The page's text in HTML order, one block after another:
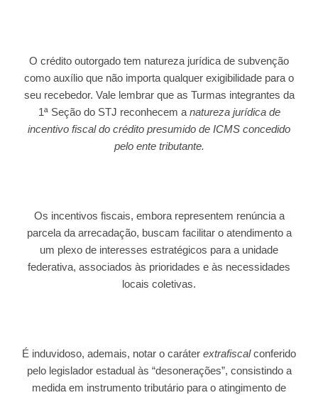
O crédito outorgado tem natureza jurídica de subvenção
como auxílio que não importa qualquer exigibilidade para o
seu recebedor. Vale lembrar que as Turmas integrantes da
1ª Seção do STJ reconhecem a natureza jurídica de
incentivo fiscal do crédito presumido de ICMS concedido
pelo ente tributante.
Os incentivos fiscais, embora representem renúncia a
parcela da arrecadação, buscam facilitar o atendimento a
um plexo de interesses estratégicos para a unidade
federativa, associados às prioridades e às necessidades
locais coletivas.
É induvidoso, ademais, notar o caráter extrafiscalconferido
pelo legislador estadual às “desonerações”, consistindo a
medida em instrumento tributário para o atingimento de